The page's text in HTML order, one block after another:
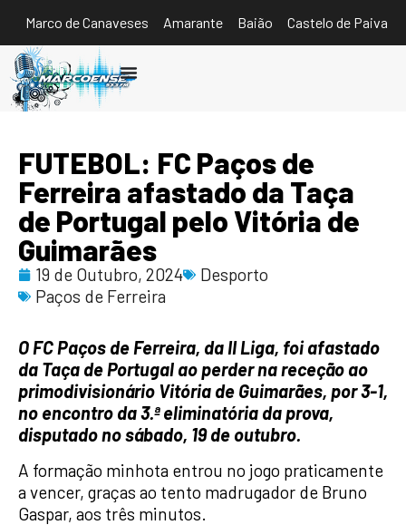
Marco de Canaveses Amarante Baião Castelo de Paiva
Ouvir
FUTEBOL: FC Paços de
Ferreira afastado da Taça
de Portugal pelo Vitória de
Guimarães
19 de Outubro, 2024
Desporto
Paços de Ferreira
O FC Paços de Ferreira, da II Liga, foi afastado
da Taça de Portugal ao perder na receção ao
primodivisionário Vitória de Guimarães, por 3-1,
no encontro da 3.ª eliminatória da prova,
disputado no sábado, 19 de outubro.
A formação minhota entrou no jogo praticamente
a vencer, graças ao tento madrugador de Bruno
Gaspar, aos três minutos.